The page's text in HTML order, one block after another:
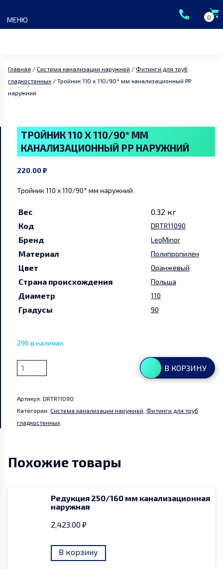
content
0
МЕНЮ
Каталог
ГК Сантермо
Доставка и оплата
Акции и скидки
Руководства и инструкции
Партнеры
Контакты
Главная / Система канализации наружней / Фитинги для труб
гладкостенных / Тройник 110 x 110/90* мм канализационный PP
наружний
ТРОЙНИК 110 X 110/90* ММ
КАНАЛИЗАЦИОННЫЙ PP НАРУЖНИЙ
220.00₽
Тройник 110 x 110/90* мм наружний
Вес
0.32 кг
Код
DRTR11090
Бренд LeoMinor
Материал Полипропилен
Цвет Оранжевый
Страна происхождения Польша
Диаметр 110
Градусы 90
296 в наличии
Количество
товара
110
x
110/90*
PP
В КОРЗИНУ
Артикул: DRTR11090
Категории: Система канализации наружней Фитинги для труб
гладкостенных
Похожие товары
Редукция 250/160 мм канализационная
наружная
2,423.00₽
В корзину